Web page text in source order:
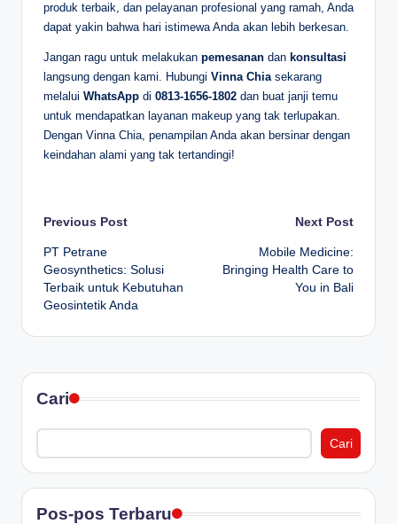
produk terbaik, dan pelayanan profesional yang ramah, Anda
dapat yakin bahwa hari istimewa Anda akan lebih berkesan.
Jangan ragu untuk melakukan pemesanan dan konsultasi
langsung dengan kami. Hubungi Vinna Chiasekarang
melalui WhatsApp di 0813-1656-1802 dan buat janji temu
untuk mendapatkan layanan makeup yang tak terlupakan.
Dengan Vinna Chia, penampilan Anda akan bersinar dengan
keindahan alami yang tak tertandingi!
Post
navigation
Previous Post
PT Petrane
Geosynthetics: Solusi
Terbaik untuk Kebutuhan
Geosintetik Anda
Next Post
Mobile Medicine:
Bringing Health Care to
You in Bali
Cari
Cari
Pos-pos Terbaru